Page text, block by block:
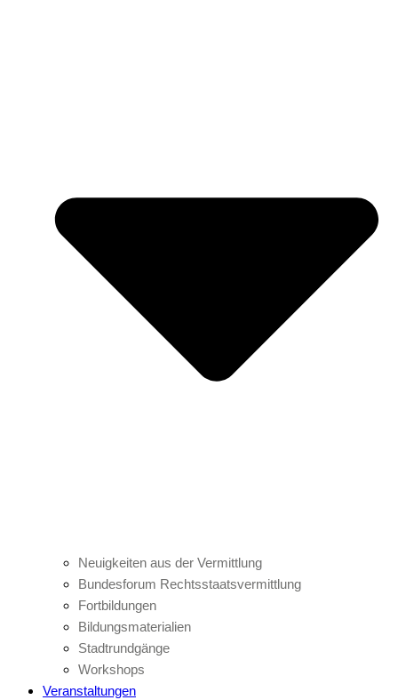
Neuigkeiten aus der Vermittlung
Bundesforum Rechtsstaatsvermittlung
Fortbildungen
Bildungsmaterialien
Stadtrundgänge
Workshops
Veranstaltungen